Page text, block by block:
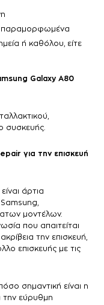
παραμορφωμένα
ή καθόλου, είτε
Galaxy A80
συσκευής.
για την επισκευή
άρτια
Samsung,
μοντέλων.
που απαιτείται
την επισκευή,
επισκευής με τις
σημαντική είναι η
την εύρυθμη